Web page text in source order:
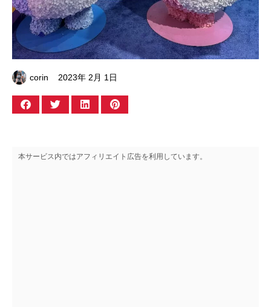
corin 2023年 2月 1日
本サービス内ではアフィリエイト広告を利用しています。